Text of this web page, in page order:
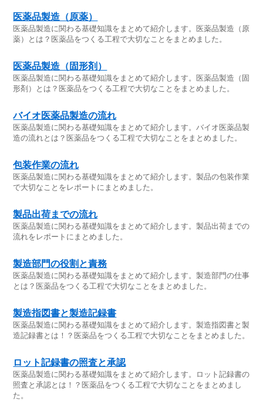
医薬品製造（原薬）
医薬品製造に関わる基礎知識をまとめて紹介します。医薬品製造（原
薬）とは？医薬品をつくる工程で大切なことをまとめました。
医薬品製造（固形剤）
医薬品製造に関わる基礎知識をまとめて紹介します。医薬品製造（固
形剤）とは？医薬品をつくる工程で大切なことをまとめました。
バイオ医薬品製造の流れ
医薬品製造に関わる基礎知識をまとめて紹介します。バイオ医薬品製
造の流れとは？医薬品をつくる工程で大切なことをまとめました。
包装作業の流れ
医薬品製造に関わる基礎知識をまとめて紹介します。製品の包装作業
で大切なことをレポートにまとめました。
製品出荷までの流れ
医薬品製造に関わる基礎知識をまとめて紹介します。製品出荷までの
流れをレポートにまとめました。
製造部門の役割と責務
医薬品製造に関わる基礎知識をまとめて紹介します。製造部門の仕事
とは？医薬品をつくる工程で大切なことをまとめました。
製造指図書と製造記録書
医薬品製造に関わる基礎知識をまとめて紹介します。製造指図書と製
造記録書とは！？医薬品をつくる工程で大切なことをまとめました。
ロット記録書の照査と承認
医薬品製造に関わる基礎知識をまとめて紹介します。ロット記録書の
照査と承認とは！？医薬品をつくる工程で大切なことをまとめまし
た。